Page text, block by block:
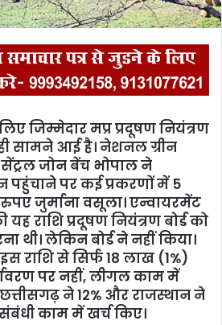
जिम्मेदार मप्र प्रदूषण नियंत्रण
सामने आई है। नेशनल ग्रीन
जोन बेंच भोपाल ने
पहुंचाने पर कई प्रकरणों में 5
जुर्माना वसूला। एन्वायरमेंट
राशि प्रदूषण नियंत्रण बोर्ड को
थी। लेकिन बोर्ड ने नहीं किया।
राशि से सिर्फ 18 लाख (1%)
पर नहीं, लीगल काम में
ने 12% और राजस्थान ने
संबंधी काम में खर्च किए।